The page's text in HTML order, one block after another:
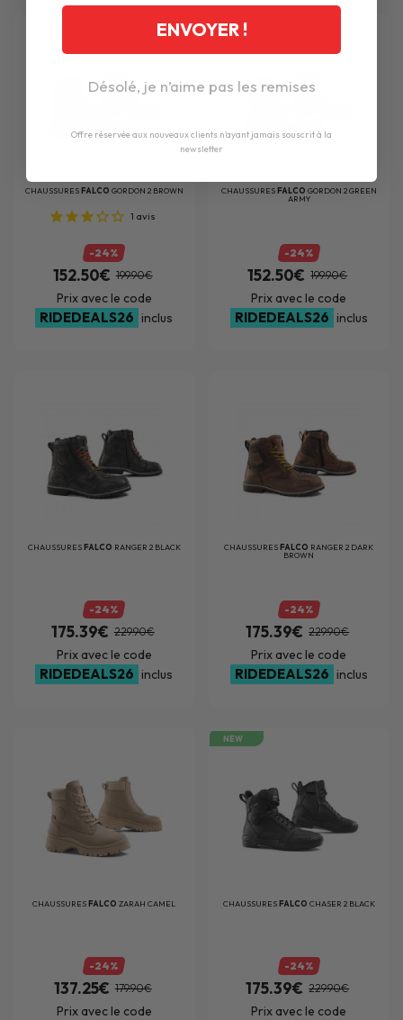
CHAUSSURESFALCO GORDON 2 BROWN
1 avis
-24%
152.50€ 199.90€
Prix avec le code
RIDEDEALS26 inclus
CHAUSSURESFALCO GORDON 2 GREEN
ARMY
-24%
152.50€ 199.90€
Prix avec le code
RIDEDEALS26 inclus
CHAUSSURESFALCO RANGER 2 BLACK
-24%
175.39€ 229.90€
Prix avec le code
RIDEDEALS26 inclus
CHAUSSURESFALCO RANGER 2 DARK
BROWN
-24%
175.39€ 229.90€
Prix avec le code
RIDEDEALS26 inclus
CHAUSSURESFALCOZARAH CAMEL
-24%
137.25€ 179.90€
Prix avec le code
NEW
CHAUSSURESFALCO CHASER 2 BLACK
-24%
175.39€ 229.90€
Prix avec le code
ENVOYER !
Désolé, je n’aime pas les remises
Offre réservée aux nouveaux clients n'ayant jamais souscrit à la
newsletter